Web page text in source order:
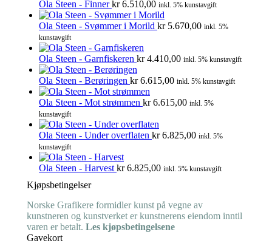
Ola Steen - Finnerkr6.510,00 inkl. 5% kunstavgift
Ola Steen - Svømmer i Morild kr5.670,00 inkl. 5%
kunstavgift
Ola Steen - Garnfiskeren kr4.410,00 inkl. 5% kunstavgift
Ola Steen - Berøringen kr6.615,00 inkl. 5% kunstavgift
Ola Steen - Mot strømmen kr6.615,00 inkl. 5%
kunstavgift
Ola Steen - Under overflaten kr6.825,00 inkl. 5%
kunstavgift
Ola Steen - Harvest kr6.825,00 inkl. 5% kunstavgift
Kjøpsbetingelser
Norske Grafikere formidler kunst på vegne av
kunstneren og kunstverket er kunstnerens eiendom inntil
varen er betalt. Les kjøpsbetingelsene
Gavekort